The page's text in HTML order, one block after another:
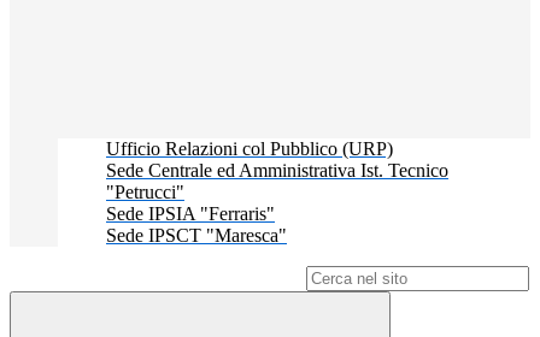
Ufficio Relazioni col Pubblico (URP)
Sede Centrale ed Amministrativa Ist. Tecnico
"Petrucci"
Sede IPSIA "Ferraris"
Sede IPSCT "Maresca"